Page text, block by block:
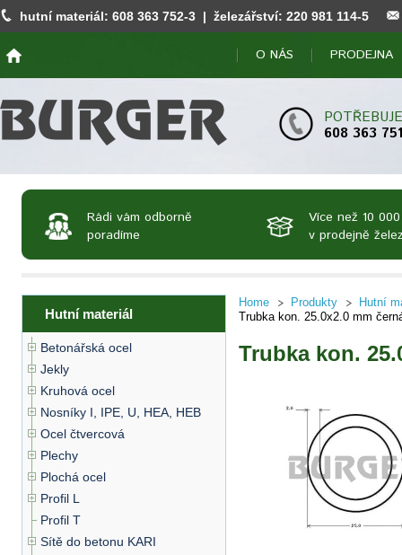
hutní materiál: 608 363 752-3 | železářství: 220 981 114-5
O NÁS PRODEJNA
608 363 751
Rádi vám odborně
poradíme
Více než 10
v prodejně
Hutní materiál
Betonářská ocel
Jekly
Kruhová ocel
Nosníky I, IPE, U, HEA, HEB
Ocel čtvercová
Plechy
Plochá ocel
Profil L
Profil T
Sítě do betonu KARI
Home Produkty
Hutní
Trubka kon. 25.0x2.0 mm
Trubka kon.